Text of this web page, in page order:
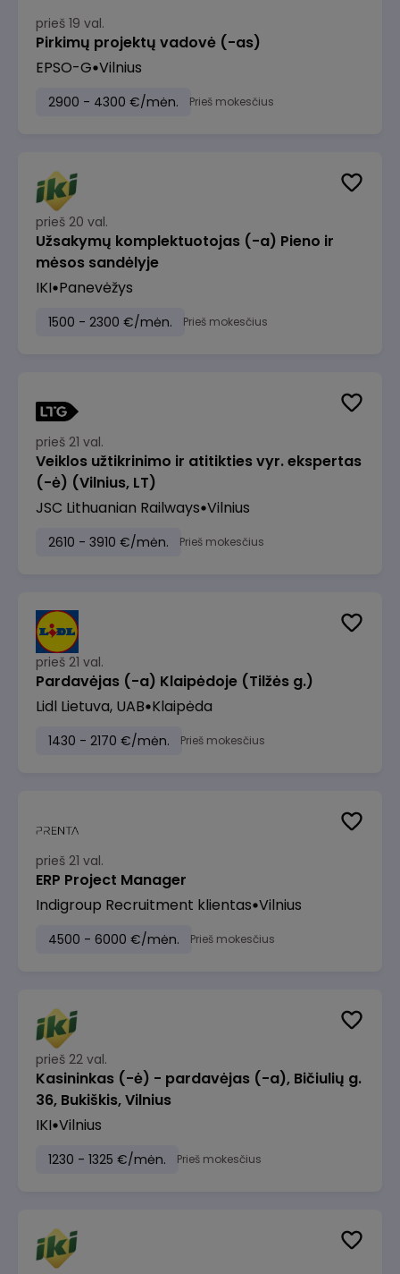
prieš 19 val.
Pirkimų projektų vadovė (-as)
EPSO-G Vilnius
2900 - 4300 €/mėn. Prieš mokesčius
prieš 20 val.
Užsakymų komplektuotojas (-a) Pieno ir
mėsos sandėlyje
IKI Panevėžys
1500 - 2300 €/mėn. Prieš mokesčius
prieš 21 val.
Veiklos užtikrinimo ir atitikties vyr. ekspertas
(-ė) (Vilnius, LT)
JSC Lithuanian Railways Vilnius
2610 - 3910 €/mėn. Prieš mokesčius
prieš 21 val.
Pardavėjas (-a) Klaipėdoje (Tilžės g.)
Lidl Lietuva, UAB Klaipėda
1430 - 2170 €/mėn. Prieš mokesčius
prieš 21 val.
ERP Project Manager
Indigroup Recruitment klientas Vilnius
4500 - 6000 €/mėn. Prieš mokesčius
prieš 22 val.
Kasininkas (-ė) - pardavėjas (-a), Bičiulių g.
36, Bukiškis, Vilnius
IKI Vilnius
1230 - 1325 €/mėn. Prieš mokesčius